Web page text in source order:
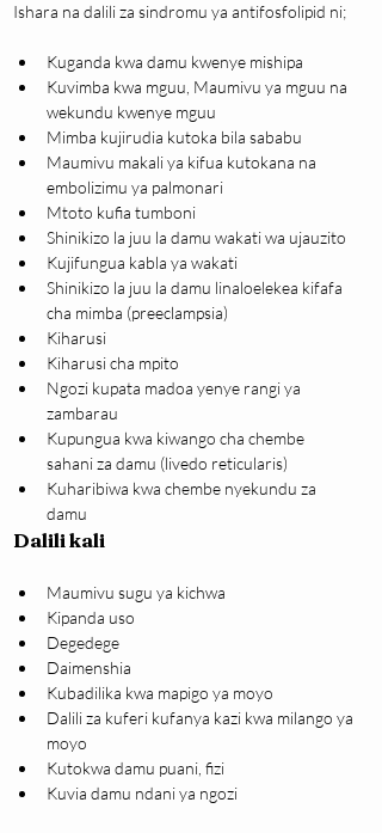
Ishara na dalili za sindromu ya antifosfolipid ni;
Kuganda kwa damu kwenye mishipa
Kuvimba kwa mguu, Maumivu ya mguu na
wekundu kwenye mguu
Mimba kujirudia kutoka bila sababu
Maumivu makali ya kifua kutokana na
embolizimu ya palmonari
Mtoto kufia tumboni
Shinikizo la juu la damu wakati wa ujauzito
Kujifungua kabla ya wakati
Shinikizo la juu la damu linaloelekea kifafa
cha mimba (preeclampsia)
Kiharusi
Kiharusi cha mpito
Ngozi kupata madoa yenye rangi ya
zambarau
Kupungua kwa kiwango cha chembe
sahani za damu (livedo reticularis)
Kuharibiwa kwa chembe nyekundu za
damu
Dalili kali
Maumivu sugu ya kichwa
Kipanda uso
Degedege
Daimenshia
Kubadilika kwa mapigo ya moyo
Dalili za kuferi kufanya kazi kwa milango ya
moyo
Kutokwa damu puani, fizi
Kuvia damu ndani ya ngozi